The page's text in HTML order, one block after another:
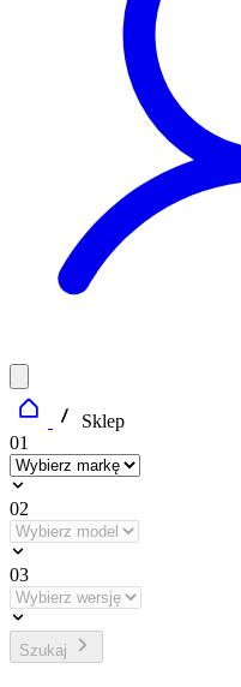
Sklep
01
02
03
Szukaj